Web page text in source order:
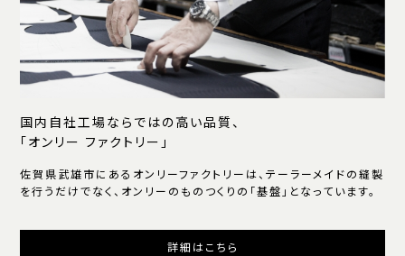
国内自社工場ならではの高い品質、
「オンリー ファクトリー」
佐賀県武雄市にあるオンリーファクトリーは、テーラーメイドの縫製
を行うだけでなく、オンリーのものつくりの「基盤」となっています。
詳細はこちら